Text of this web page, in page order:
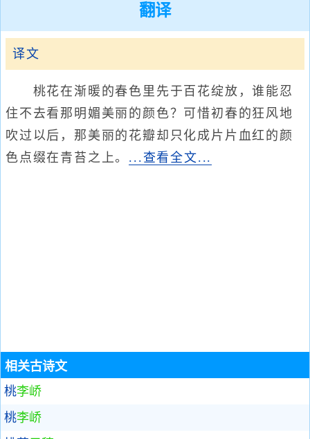
翻译
译文
桃花在渐暖的春色里先于百花绽放，谁能忍
住不去看那明媚美丽的颜色？可惜初春的狂风地
吹过以后，那美丽的花瓣却只化成片片血红的颜
色点缀在青苔之上。 ...查看全文...
相关古诗文
桃李峤
桃李峤